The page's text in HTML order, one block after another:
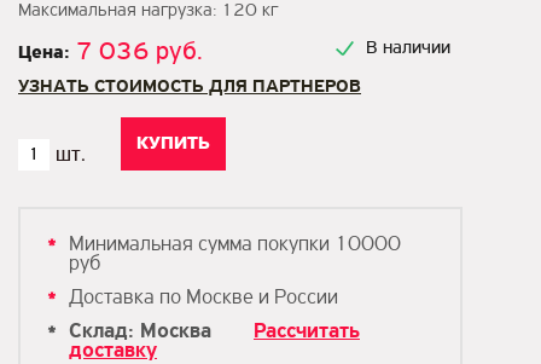
Максимальная нагрузка: 120 кг
Цена: 7 036 руб.
В наличии
УЗНАТЬ СТОИМОСТЬ ДЛЯ ПАРТНЕРОВ
Минимальная сумма покупки 10000
руб
Доставка по Москве и России
Склад: Москва
Рассчитать
доставку